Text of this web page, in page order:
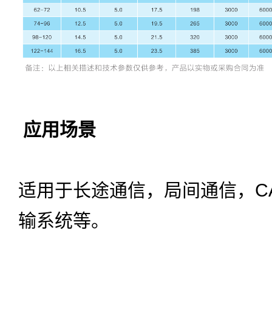
应用场景
适用于长途通信，局间通信，
输系统等。